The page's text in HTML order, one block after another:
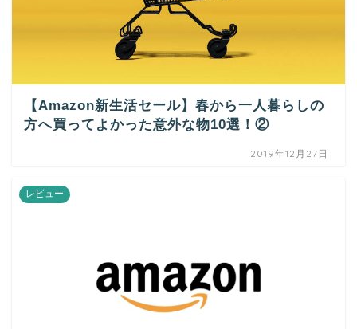
【Amazon新生活セール】春から一人暮らしの
方へ買ってよかった意外な物10選！②
2019年12月27日
レビュー